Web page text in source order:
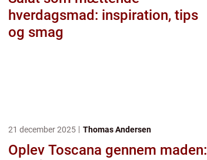
hverdagsmad: inspiration, tips
og smag
21 december 2025 Thomas Andersen
Oplev Toscana gennem maden: